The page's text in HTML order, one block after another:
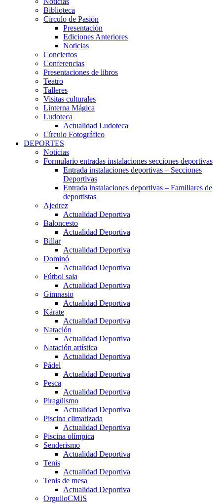
Biblioteca
Círculo de Pasión
Presentación
Ediciones Anteriores
Noticias
Conciertos
Conferencias
Presentaciones de libros
Teatro
Talleres
Visitas culturales
Linterna Mágica
Ludoteca
Actualidad Ludoteca
Círculo Fotográfico
DEPORTES
Noticias
Formulario entradas instalaciones secciones deportivas
Entrada instalaciones deportivas – Secciones
Deportivas
Entrada instalaciones deportivas – Familiares de
deportistas
Ajedrez
Actualidad Deportiva
Baloncesto
Actualidad Deportiva
Billar
Actualidad Deportiva
Dominó
Actualidad Deportiva
Fútbol sala
Actualidad Deportiva
Gimnasio
Actualidad Deportiva
Kárate
Actualidad Deportiva
Natación
Actualidad Deportiva
Natación artística
Actualidad Deportiva
Pádel
Actualidad Deportiva
Pesca
Actualidad Deportiva
Piragüismo
Actualidad Deportiva
Piscina climatizada
Actualidad Deportiva
Piscina olímpica
Senderismo
Actualidad Deportiva
Tenis
Actualidad Deportiva
Tenis de mesa
Actualidad Deportiva
OrgulloCMIS